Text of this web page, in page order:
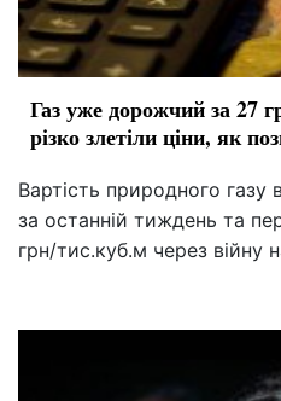
Газ уже дорожчий за 27
різко злетіли ціни, як
Вартість природного газу
за останній тиждень та
грн/тис.куб.м через війну